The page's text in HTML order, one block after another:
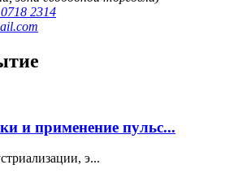
2314
и применение пульс...
э...